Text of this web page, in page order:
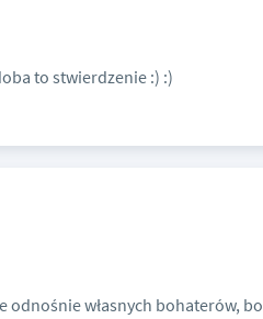
to stwierdzenie :) :)
odnośnie własnych bohaterów, bo